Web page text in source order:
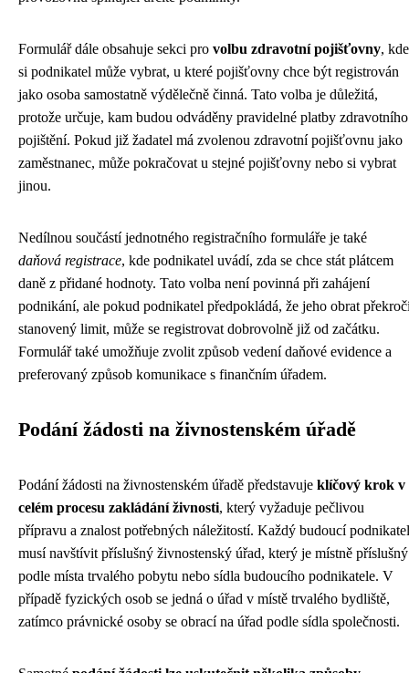
Formulář dále obsahuje sekci pro volbu zdravotní pojišťovny, kde
si podnikatel může vybrat, u které pojišťovny chce být registrován
jako osoba samostatně výdělečně činná. Tato volba je důležitá,
protože určuje, kam budou odváděny pravidelné platby zdravotního
pojištění. Pokud již žadatel má zvolenou zdravotní pojišťovnu jako
zaměstnanec, může pokračovat u stejné pojišťovny nebo si vybrat
jinou.
Nedílnou součástí jednotného registračního formuláře je také
daňová registrace, kde podnikatel uvádí, zda se chce stát plátcem
daně z přidané hodnoty. Tato volba není povinná při zahájení
podnikání, ale pokud podnikatel předpokládá, že jeho obrat
stanovený limit, může se registrovat dobrovolně již od začátku.
Formulář také umožňuje zvolit způsob vedení daňové evidence a
preferovaný způsob komunikace s finančním úřadem.
Podání žádosti na živnostenském úřadě
Podání žádosti na živnostenském úřadě představuje klíčový krok v
celém procesu zakládání živnosti, který vyžaduje pečlivou
přípravu a znalost potřebných náležitostí. Každý budoucí podnikatel
musí navštívit příslušný živnostenský úřad, který je místně příslušný
podle místa trvalého pobytu nebo sídla budoucího podnikatele. V
případě fyzických osob se jedná o úřad v místě trvalého bydliště,
zatímco právnické osoby se obrací na úřad podle sídla společnosti.